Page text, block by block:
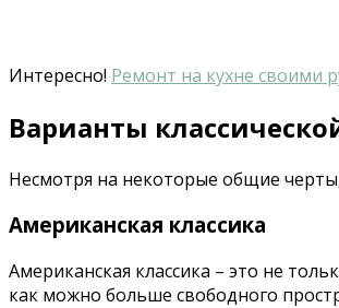
Интересно! Ремонт на кухне своими
Варианты
Несмотря на некоторые общие
Американская классика
Американская классика – это не
как можно больше свободного